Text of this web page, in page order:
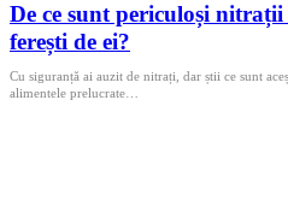
De ce sunt periculoși
ferești de ei?
Cu siguranță ai auzit de nitrați, dar știi ce sunt
alimentele prelucrate…